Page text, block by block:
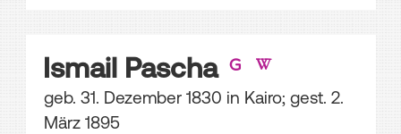
Ismail Pascha
geb. 31. Dezember 1830 in Kairo; gest. 2.
März 1895